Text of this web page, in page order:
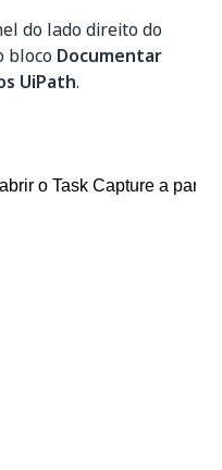
do lado direito do
bloco Documentar
UiPath.